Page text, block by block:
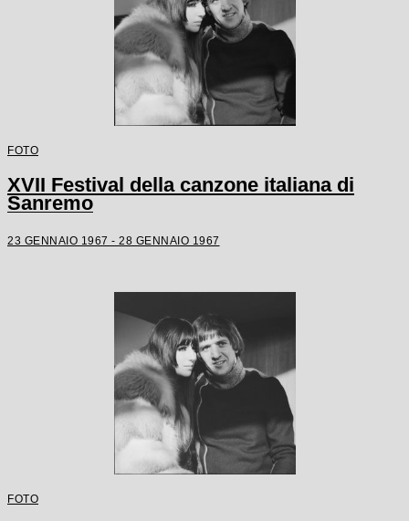
FOTO
XVII Festival della canzone italiana di
Sanremo
23 GENNAIO 1967 - 28 GENNAIO 1967
FOTO